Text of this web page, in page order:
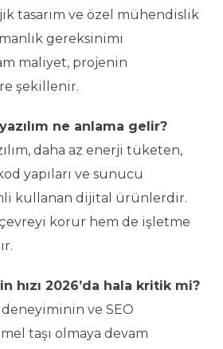
tasarım ve özel mühendislik
gereksinimi
maliyet, projenin
şekillenir.
ne anlama gelir?
daha az enerji tüketen,
yapıları ve sunucu
kullanan dijital ürünlerdir.
korur hem de işletme
hızı 2026’da hala kritik mi?
deneyiminin ve SEO
taşı olmaya devam